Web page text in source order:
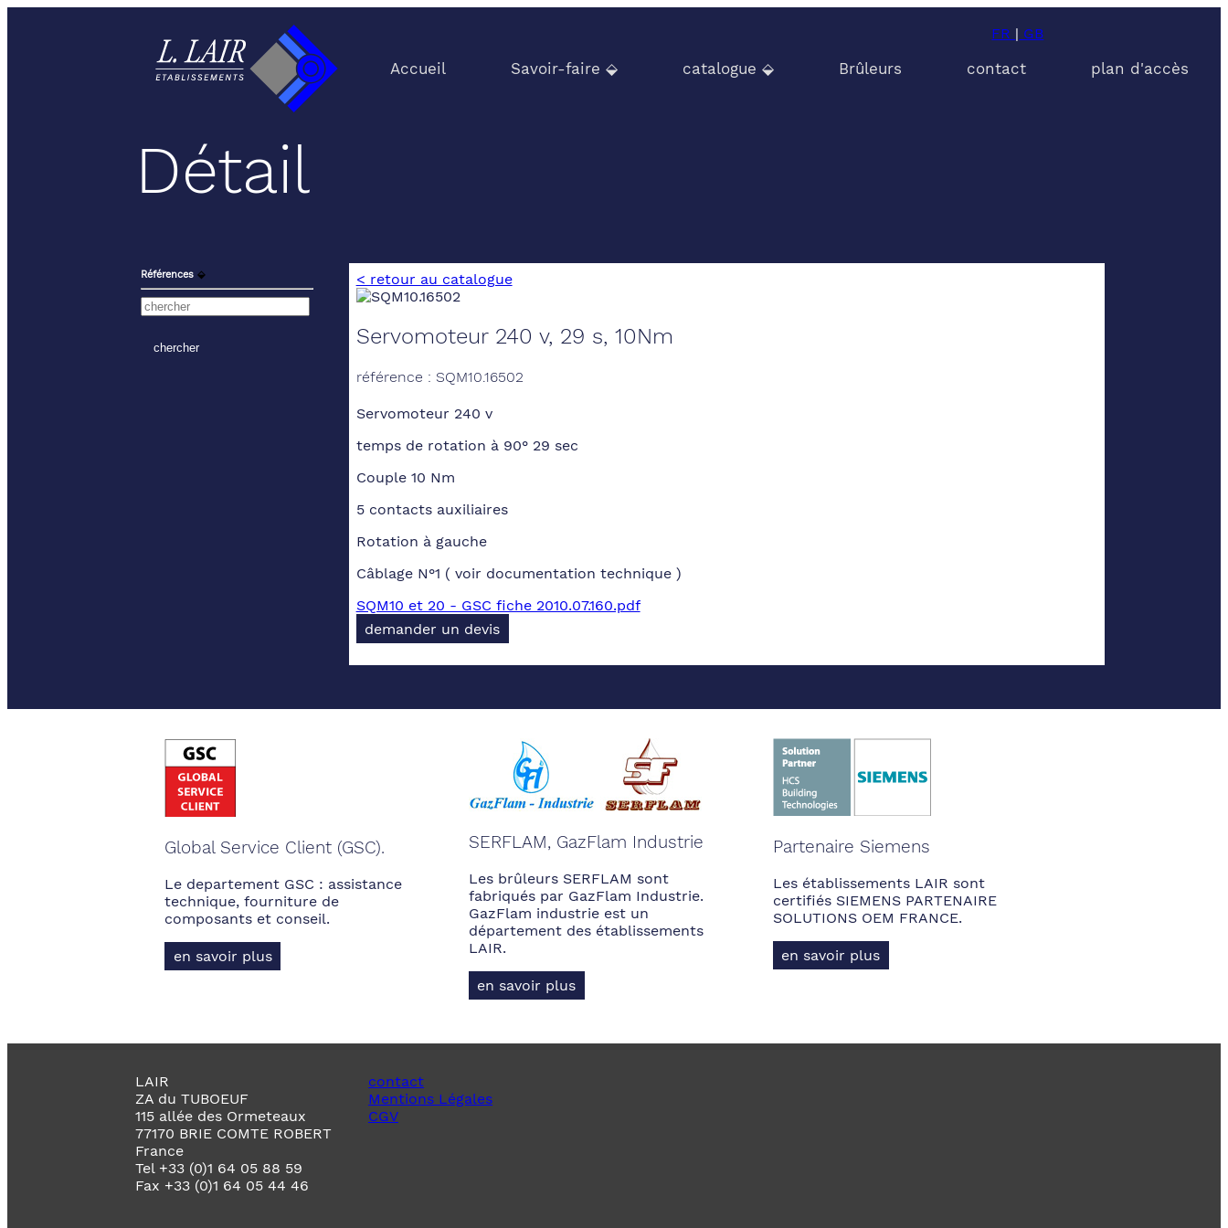
FR | GB
Accueil Savoir-faire ⬙ catalogue ⬙ Brûleurs contact plan d'accès
Détail
Références ⬙ < retour au catalogue
Servomoteur 240 v, 29 s, 10Nm
référence : SQM10.16502
Servomoteur 240 v
temps de rotation à 90° 29 sec
Couple 10 Nm
5 contacts auxiliaires
Rotation à gauche
Câblage N°1 ( voir documentation technique )
SQM10 et 20 - GSC fiche 2010.07.160.pdf
demander un devis
Global Service Client (GSC).
Le departement GSC : assistance
technique, fourniture de
composants et conseil.
en savoir plus
SERFLAM, GazFlam Industrie
Les brûleurs SERFLAM sont
fabriqués par GazFlam Industrie.
GazFlam industrie est un
département des établissements
LAIR.
en savoir plus
Partenaire Siemens
Les établissements LAIR sont
certifiés SIEMENS PARTENAIRE
SOLUTIONS OEM FRANCE.
en savoir plus
LAIR
ZA du TUBOEUF
115 allée des Ormeteaux
77170 BRIE COMTE ROBERT
France
Tel +33 (0)1 64 05 88 59
Fax +33 (0)1 64 05 44 46
contact
Mentions Légales
CGV